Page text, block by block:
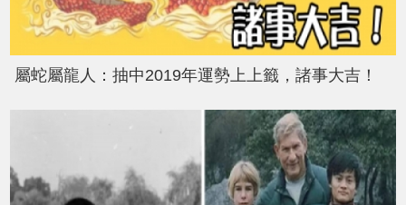
屬蛇屬龍人：抽中2019年運勢上上籤，諸事大吉！